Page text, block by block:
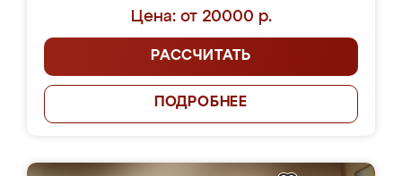
Цена: от 20000 р.
РАССЧИТАТЬ
ПОДРОБНЕЕ